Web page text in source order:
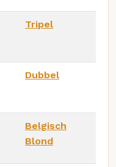
Tripel
Dubbel
Belgisch
Blond